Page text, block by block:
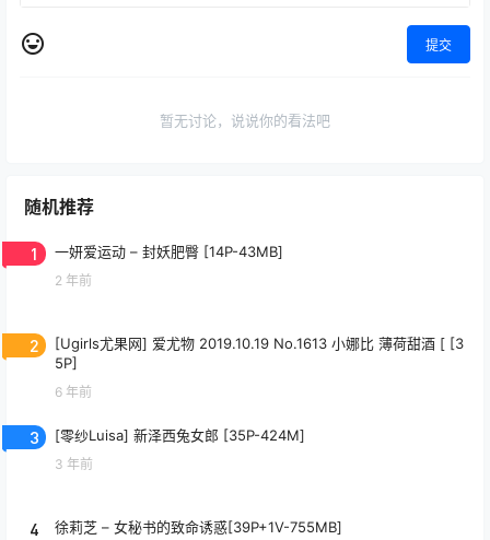
提交
暂无讨论，说说你的看法吧
随机推荐
1 一妍爱运动 – 封妖肥臀 [14P-43MB]
2 年前
2
[Ugirls尤果网] 爱尤物 2019.10.19 No.1613 小娜比 薄荷甜酒 [ [3
5P]
6 年前
3 [零纱Luisa] 新泽西兔女郎 [35P-424M]
3 年前
4 徐莉芝 – 女秘书的致命诱惑[39P+1V-755MB]